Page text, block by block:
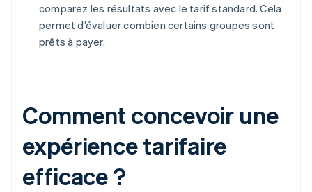
comparez les résultats avec le tarif standard. Cela
permet d’évaluer combien certains groupes sont
prêts à payer.
Comment concevoir une
expérience tarifaire
efficace ?